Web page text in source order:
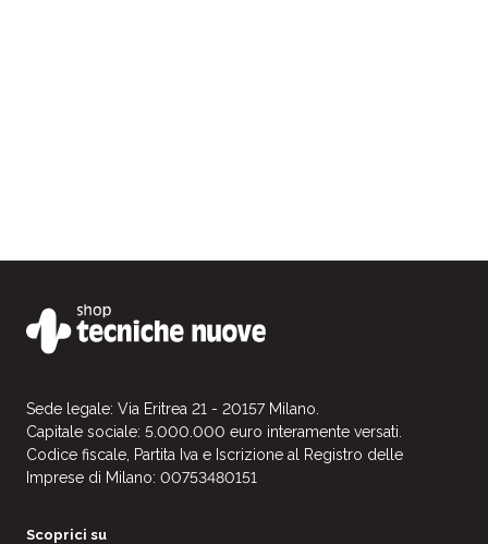
Sede legale: Via Eritrea 21 - 20157 Milano.
Capitale sociale: 5.000.000 euro interamente versati.
Codice fiscale, Partita Iva e Iscrizione al Registro delle
Imprese di Milano: 00753480151
Scoprici su